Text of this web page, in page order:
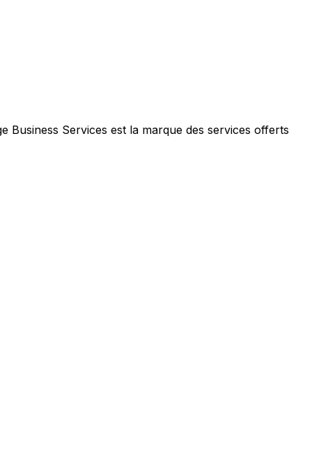
Business Services est la marque des services offerts